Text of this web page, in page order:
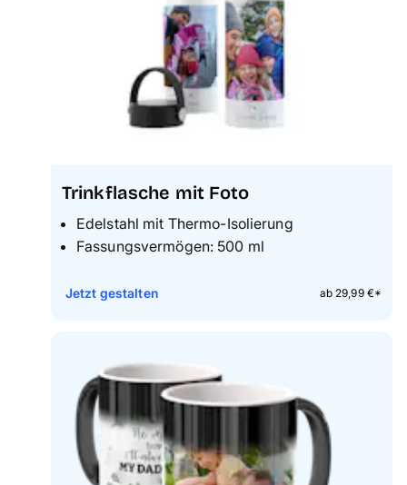
Trinkflasche mit Foto
Edelstahl mit Thermo-Isolierung
Fassungsvermögen: 500 ml
ab 29,99 €*
Jetzt gestalten